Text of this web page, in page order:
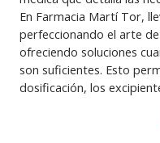
En Farmacia Martí Tor,
perfeccionando el arte
ofreciendo soluciones
son suficientes. Esto
dosificación, los